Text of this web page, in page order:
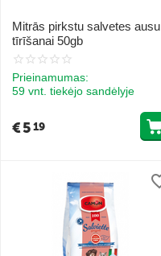
Mitrās pirkstu salvetes ausu
tīrīšanai 50gb
Prieinamumas:
59 vnt. tiekėjo sandėlyje
€519